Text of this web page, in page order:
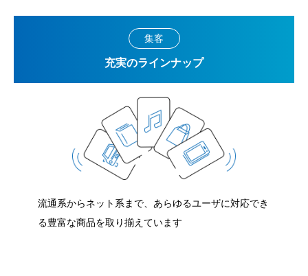
集客
充実のラインナップ
流通系からネット系まで、あらゆるユーザに対応でき
る豊富な商品を取り揃えています